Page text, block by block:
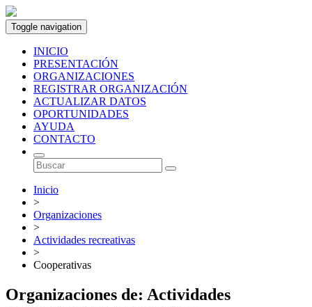
Toggle navigation
INICIO
PRESENTACIÓN
ORGANIZACIONES
REGISTRAR ORGANIZACIÓN
ACTUALIZAR DATOS
OPORTUNIDADES
AYUDA
CONTACTO
Inicio
>
Organizaciones
>
Actividades recreativas
>
Cooperativas
Organizaciones de: Actividades